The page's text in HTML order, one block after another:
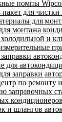
помпы
для
для
монтажа
и
для
заправки
по ремонту
заправочных
кондиционеров
и шлангов